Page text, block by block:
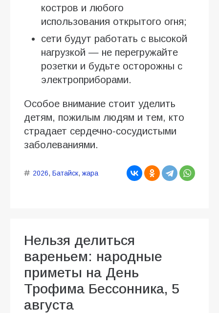
костров и любого
использования открытого огня;
сети будут работать с высокой
нагрузкой — не перегружайте
розетки и будьте осторожны с
электроприборами.
Особое внимание стоит уделить
детям, пожилым людям и тем, кто
страдает сердечно-сосудистыми
заболеваниями.
2026, Батайск, жара
Нельзя делиться
вареньем: народные
приметы на День
Трофима Бессонника, 5
августа